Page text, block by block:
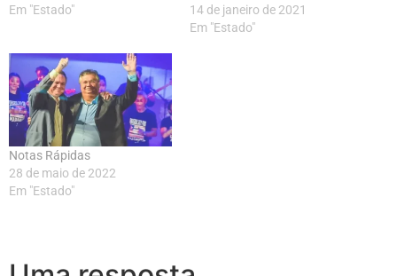
Em "Estado"
14 de janeiro de 2021
Em "Estado"
Notas Rápidas
28 de maio de 2022
Em "Estado"